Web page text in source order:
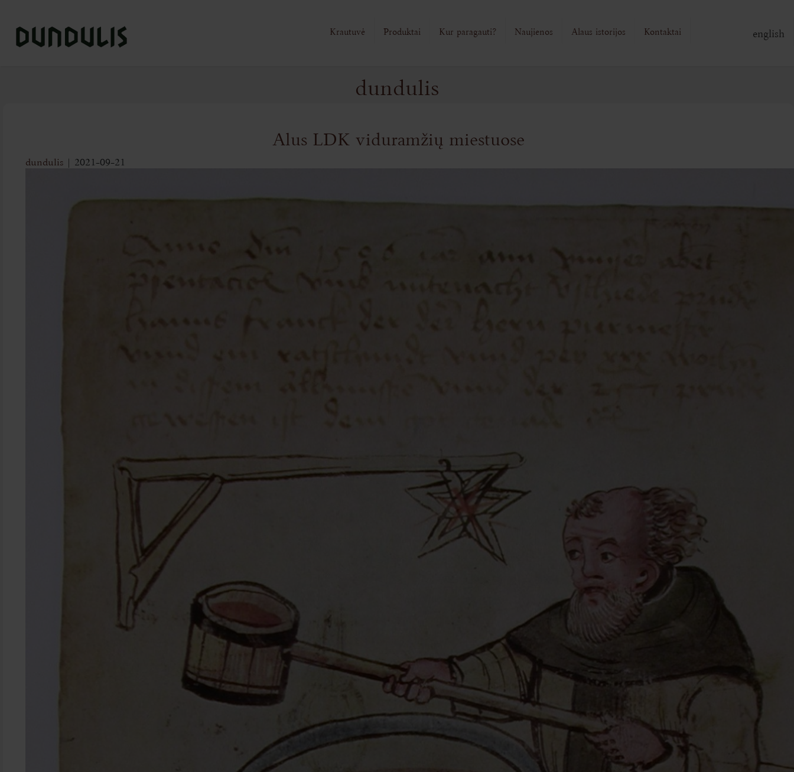
Krautuvė Produktai Kur paragauti? Naujienos Alaus istorijos Kontaktai english
dundulis
Alus LDK viduramžių miestuose
dundulis | 2021-09-21